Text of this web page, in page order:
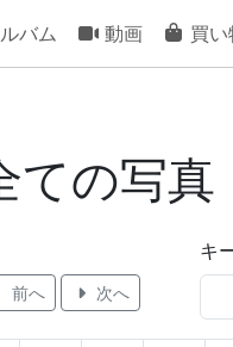
バム 動画 買い
ての写真
前へ 次へ
キ